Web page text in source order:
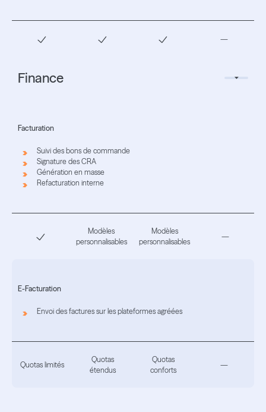
—
Finance
Facturation
Suivi des bons de commande
Signature des CRA
Génération en masse
Refacturation interne
Modèles
personnalisables
Modèles
personnalisables
—
E-Facturation
Envoi des factures sur les plateformes agréées
Quotas limités
Quotas
étendus
Quotas
conforts
—